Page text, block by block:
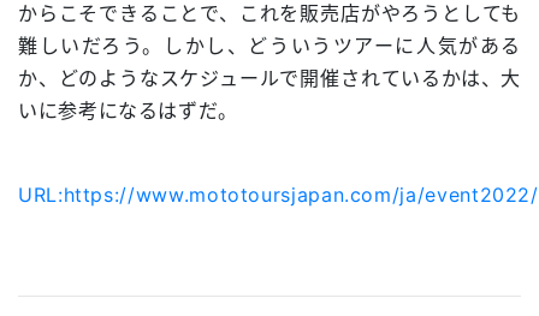
からこそできることで、これを販売店がやろうとしても
難しいだろう。しかし、どういうツアーに人気がある
か、どのようなスケジュールで開催されているかは、大
いに参考になるはずだ。
URL:https://www.mototoursjapan.com/ja/